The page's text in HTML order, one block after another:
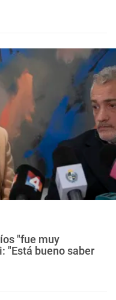
"fue muy
"Está bueno saber